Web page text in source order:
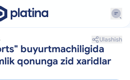
Ulashish
buyurtmachiligida
qonunga zid xaridlar